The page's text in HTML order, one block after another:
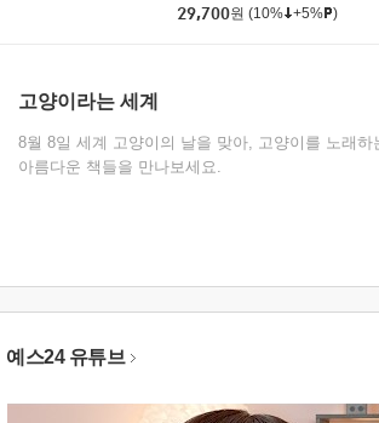
29,700원 (10% +5% )
고양이라는 세계
8월 8일 세계 고양이의 날을 맞아, 고양이를 노래하
아름다운 책들을 만나보세요.
예스24 유튜브